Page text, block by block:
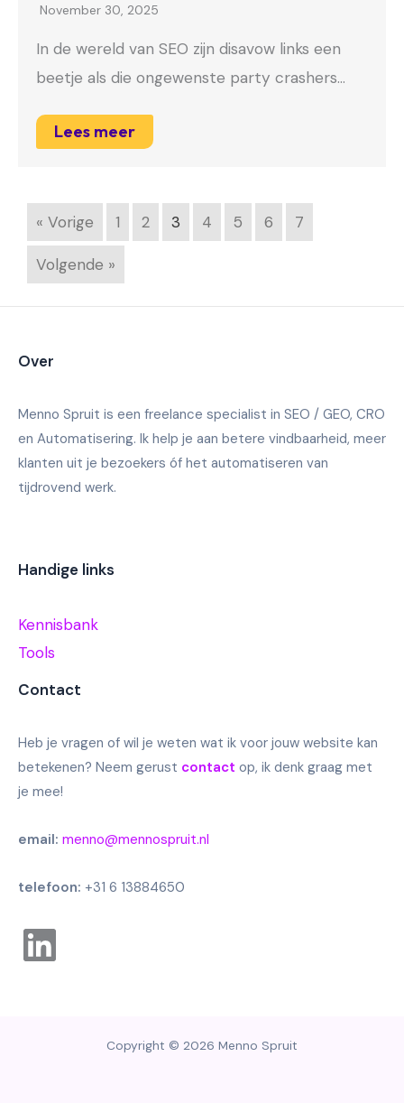
November 30, 2025
In de wereld van SEO zijn disavow links een
beetje als die ongewenste party crashers…
Lees meer
« Vorige 1 2 3 4 5 6 7
Volgende »
Over
Menno Spruit is een freelance specialist in SEO / GEO, CRO
en Automatisering. Ik help je aan betere vindbaarheid, meer
klanten uit je bezoekers óf het automatiseren van
tijdrovend werk.
Handige links
Kennisbank
Tools
Contact
Heb je vragen of wil je weten wat ik voor jouw website kan
betekenen? Neem gerust contact op, ik denk graag met
je mee!
email: menno@mennospruit.nl
telefoon: +31 6 13884650
Linkedin
Copyright © 2026 Menno Spruit